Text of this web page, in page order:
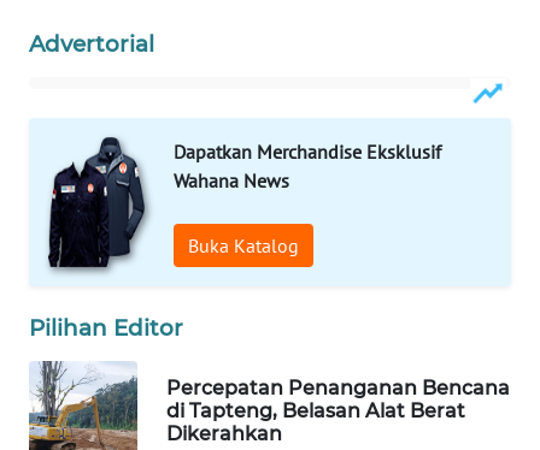
Advertorial
Dapatkan Merchandise Eksklusif
Wahana News
Buka Katalog
Pilihan Editor
Percepatan Penanganan Bencana
di Tapteng, Belasan Alat Berat
Dikerahkan
WAHANA
HEALTH
WAHANA
DESA
WISATA
WAHANA
Wahana